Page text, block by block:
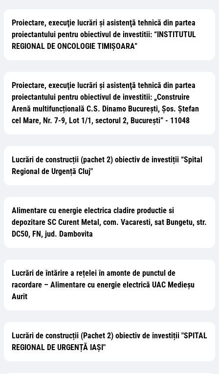
Proiectare, execuţie lucrări și asistenţă tehnică din partea
proiectantului pentru obiectivul de investitii: “INSTITUTUL
REGIONAL DE ONCOLOGIE TIMIȘOARA”
Proiectare, execuţie lucrări și asistenţă tehnică din partea
proiectantului pentru obiectivul de investitii: „Construire
Arenă multifuncțională C.S. Dinamo București, Șos. Ștefan
cel Mare, Nr. 7-9, Lot 1/1, sectorul 2, București” - 11048
Lucrări de construcții (pachet 2) obiectiv de investiții “Spital
Regional de Urgență Cluj"
Alimentare cu energie electrica cladire productie si
depozitare SC Curent Metal, com. Vacaresti, sat Bungetu, str.
DC50, FN, jud. Dambovita
Lucrări de întărire a rețelei în amonte de punctul de
racordare – Alimentare cu energie electrică UAC Medieșu
Aurit
Lucrări de construcții (Pachet 2) obiectiv de investiții "SPITAL
REGIONAL DE URGENȚĂ IAȘI"